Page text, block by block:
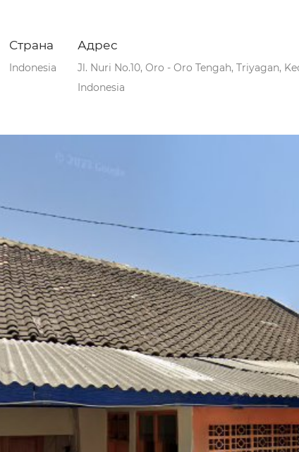
Страна
Indonesia
Адрес
Jl. Nuri No.10, Oro - Oro Tengah, Triyagan,
Indonesia